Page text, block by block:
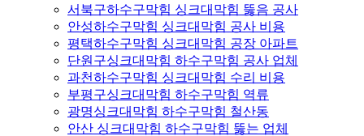
서북구하수구막힘 싱크대막힘 뚫음 공사
안성하수구막힘 싱크대막힘 공사 비용
평택하수구막힘 싱크대막힘 공장 아파트
단원구싱크대막힘 하수구막힘 공사 업체
과천하수구막힘 싱크대막힘 수리 비용
부평구싱크대막힘 하수구막힘 역류
광명싱크대막힘 하수구막힘 철산동
안산 싱크대막힘 하수구막힘 뚫는 업체